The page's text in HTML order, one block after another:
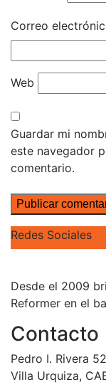
Correo
Web
Guardar mi
este navegador
comentario.
Redes Sociales
Desde el 2009
Reformer en el
Contacto
Pedro I. Rivera
Villa Urquiza,